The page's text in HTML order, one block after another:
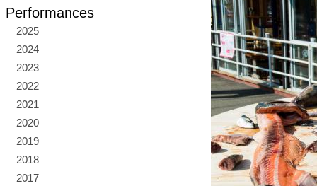
Performances
2025
2024
2023
2022
2021
2020
2019
2018
2017